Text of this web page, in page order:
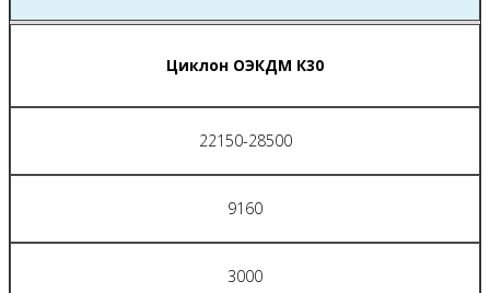
Циклон ОЭКДМ К30
22150-28500
9160
3000